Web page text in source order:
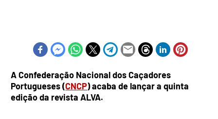
A Confederação Nacional dos Caçadores
Portugueses (CNCP) acaba de lançar a quinta
edição da revista ALVA.